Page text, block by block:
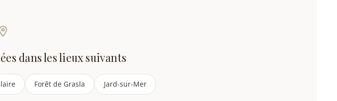
dans les lieux suivants
Forêt de Grasla Jard-sur-Mer